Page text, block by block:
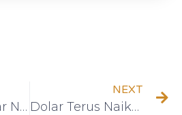
Dampak Dolar Naik bagi Investor dan Strategi Cerdas Menghadapinya
NEXT
Dolar Terus Naik? Begini Cara Mengamankan Tabungan Anda